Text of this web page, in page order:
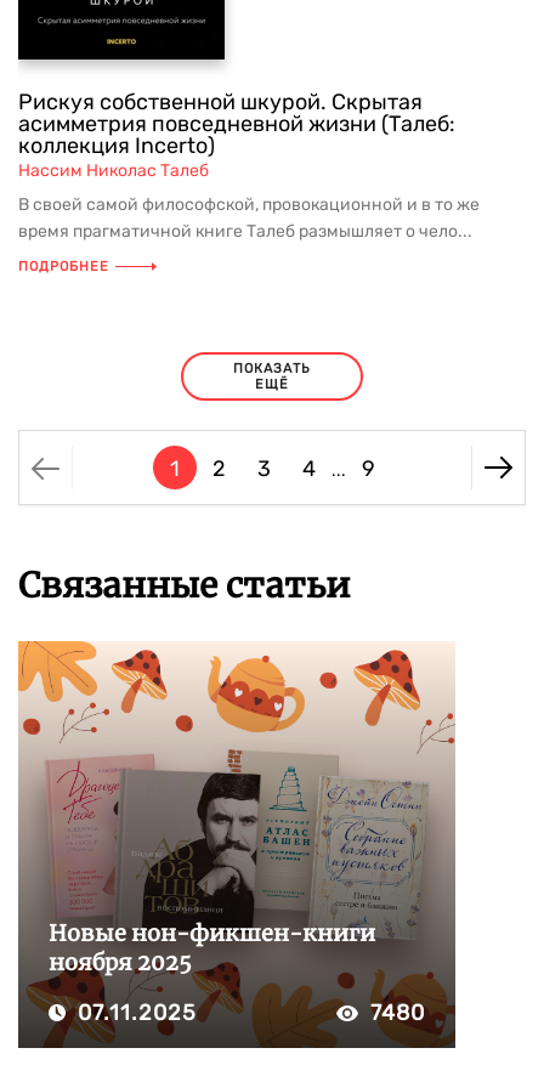
Рискуя собственной шкурой. Скрытая
асимметрия повседневной жизни (Талеб:
коллекция Incerto)
Нассим Николас Талеб
В своей самой философской, провокационной и в то же
время прагматичной книге Талеб размышляет о чело...
ПОДРОБНЕЕ
ПОКАЗАТЬ
ЕЩЁ
1 2 3 4 ... 9
Связанные статьи
Новые нон-фикшен-книги
ноября 2025
07.11.2025 7480